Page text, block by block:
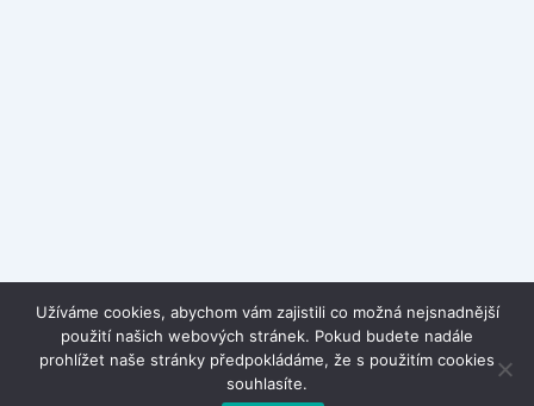
Užíváme cookies, abychom vám zajistili co možná nejsnadnější
použití našich webových stránek. Pokud budete nadále
prohlížet naše stránky předpokládáme, že s použitím cookies
souhlasíte.